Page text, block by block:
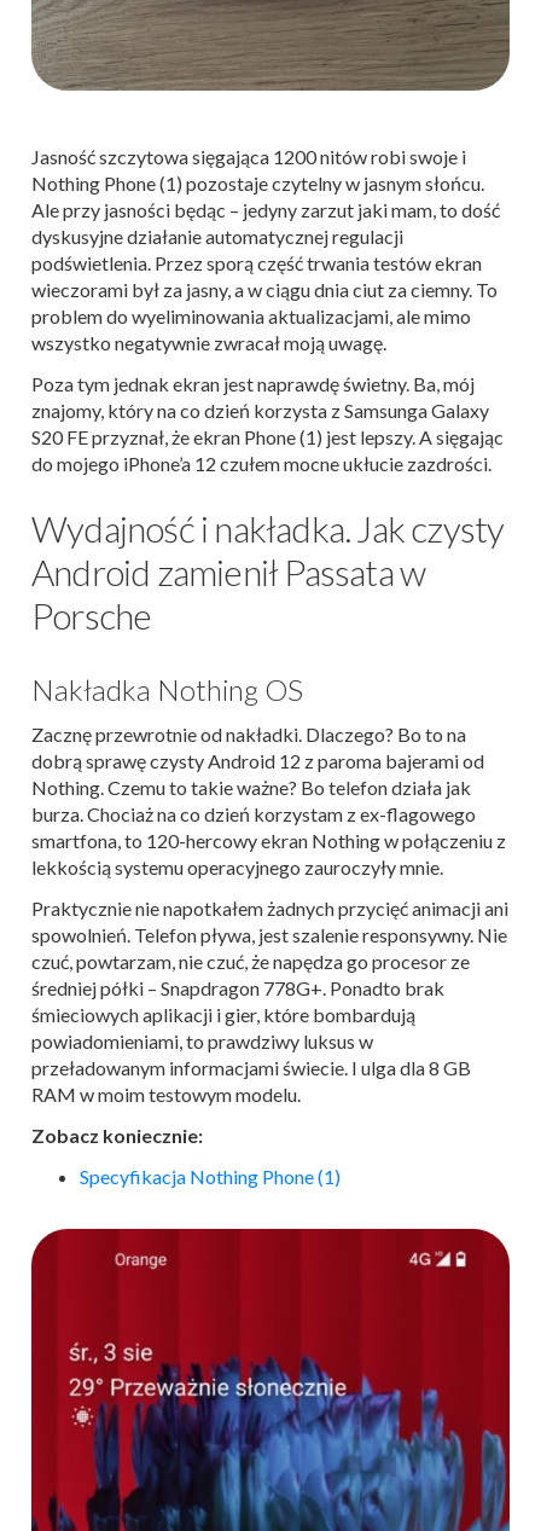
Jasność szczytowa sięgająca 1200 nitów robi swoje i
Nothing Phone (1) pozostaje czytelny w jasnym słońcu.
Ale przy jasności będąc – jedyny zarzut jaki mam, to dość
dyskusyjne działanie automatycznej regulacji
podświetlenia. Przez sporą część trwania testów ekran
wieczorami był za jasny, a w ciągu dnia ciut za ciemny. To
problem do wyeliminowania aktualizacjami, ale mimo
wszystko negatywnie zwracał moją uwagę.
Poza tym jednak ekran jest naprawdę świetny. Ba, mój
znajomy, który na co dzień korzysta z Samsunga Galaxy
S20 FE przyznał, że ekran Phone (1) jest lepszy. A sięgając
do mojego iPhone’a 12 czułem mocne ukłucie zazdrości.
Wydajność i nakładka. Jak czysty
Android zamienił Passata w
Porsche
Nakładka Nothing OS
Zacznę przewrotnie od nakładki. Dlaczego? Bo to na
dobrą sprawę czysty Android 12 z paroma bajerami od
Nothing. Czemu to takie ważne? Bo telefon działa jak
burza. Chociaż na co dzień korzystam z ex-flagowego
smartfona, to 120-hercowy ekran Nothing w połączeniu z
lekkością systemu operacyjnego zauroczyły mnie.
Praktycznie nie napotkałem żadnych przycięć animacji ani
spowolnień. Telefon pływa, jest szalenie responsywny. Nie
czuć, powtarzam, nie czuć, że napędza go procesor ze
średniej półki – Snapdragon 778G+. Ponadto brak
śmieciowych aplikacji i gier, które bombardują
powiadomieniami, to prawdziwy luksus w
przeładowanym informacjami świecie. I ulga dla 8 GB
RAM w moim testowym modelu.
Zobacz koniecznie:
Specyfikacja Nothing Phone (1)